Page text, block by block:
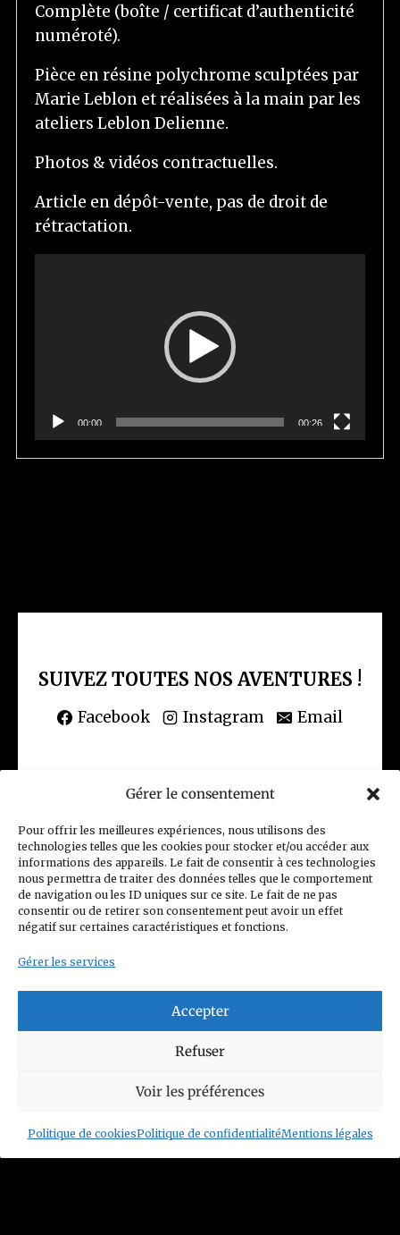
Gérer le consentement
Pour offrir les meilleures expériences, nous utilisons des
technologies telles que les cookies pour stocker et/ou accéder aux
informations des appareils. Le fait de consentir à ces technologies
nous permettra de traiter des données telles que le comportement
de navigation ou les ID uniques sur ce site. Le fait de ne pas
consentir ou de retirer son consentement peut avoir un effet
négatif sur certaines caractéristiques et fonctions.
Gérer les services
Accepter
Refuser
Voir les préférences
Politique de cookiesPolitique de confidentialitéMentions légales
Complète (boîte / certificat d’authenticité
numéroté).
Pièce en résine polychrome sculptées par
Marie Leblon et réalisées à la main par les
ateliers Leblon Delienne.
Photos & vidéos contractuelles.
Article en dépôt-vente, pas de droit de
rétractation.
i
00:00 00:26
SUIVEZ TOUTES NOS AVENTURES !
Facebook Instagram Email
(CGV) Conditions générales de vente
Politique de confidentialité
Charte Club Privé
Contact
Politique de cookies (UE)
© 2026 Figurines Family
Siret n°: 93352208800014
contact@figurinesfamily.com